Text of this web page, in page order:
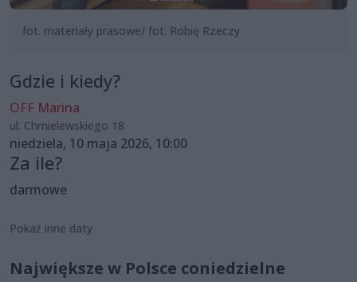
fot. materiały prasowe/ fot. Robię Rzeczy
Gdzie i kiedy?
OFF Marina
ul. Chmielewskiego 18
niedziela, 10 maja 2026, 10:00
Za ile?
darmowe
Pokaż inne daty
Największe w Polsce coniedzielne